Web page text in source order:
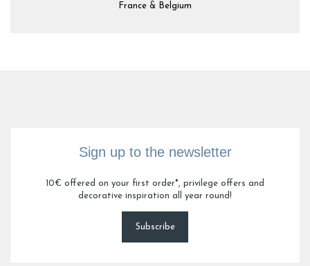
France & Belgium
Sign up to the newsletter
10€ offered on your first order*, privilege offers and
decorative inspiration all year round!
Subscribe